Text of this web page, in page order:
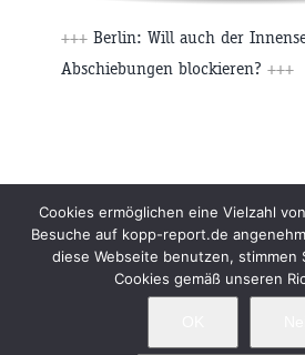
+++ Berlin: Will auch der
Abschiebungen blockieren? +++
Beiträge Archiv Impressum
Kopp Verlag
Cookies ermöglichen eine Vielzahl
Besuche auf kopp-report.de
diese Webseite benutzen, stimmen
Cookies gemäß unseren